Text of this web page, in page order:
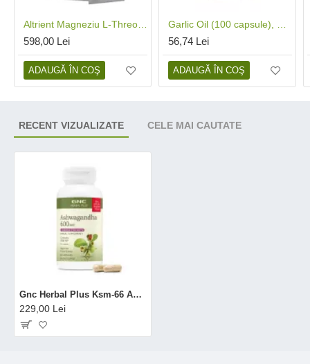
598,00 Lei
ADAUGĂ ÎN COŞ
56,74 Lei
ADAUGĂ ÎN COŞ
RECENT VIZUALIZATE CELE MAI CAUTATE
Gnc Herbal Plus Ksm-66 Ashwagandha, Extract Din Radacina De Ashwagandha 600 Mg, 60 Cps
229,00 Lei